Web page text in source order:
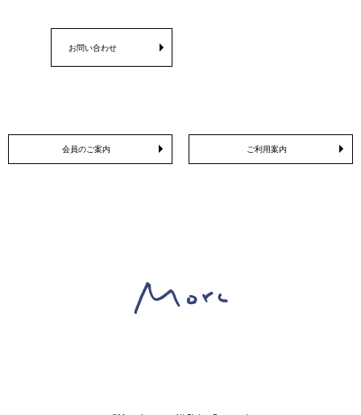
お問い合わせ
会員のご案内 ご利用案内